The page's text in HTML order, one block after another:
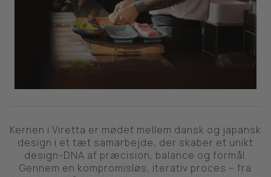
Kernen i Viretta er mødet mellem dansk og japansk
design i et tæt samarbejde, der skaber et unikt
design-DNA af præcision, balance og formål.
Gennem en kompromisløs, iterativ proces – fra